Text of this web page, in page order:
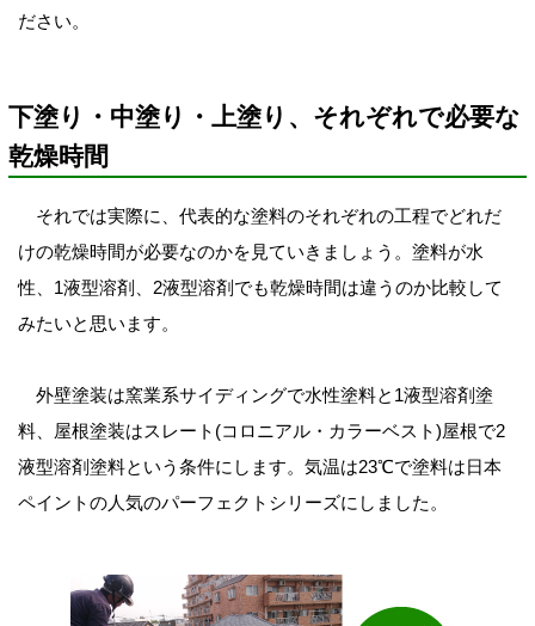
ださい。
下塗り・中塗り・上塗り、それぞれで必要な
乾燥時間
それでは実際に、代表的な塗料のそれぞれの工程でどれだ
けの乾燥時間が必要なのかを見ていきましょう。塗料が水
性、1液型溶剤、2液型溶剤でも乾燥時間は違うのか比較して
みたいと思います。
外壁塗装は窯業系サイディングで水性塗料と1液型溶剤塗
料、屋根塗装はスレート(コロニアル・カラーベスト)屋根で2
液型溶剤塗料という条件にします。 気温は23℃で塗料は日本
ペイントの人気のパーフェクトシリーズにしました。